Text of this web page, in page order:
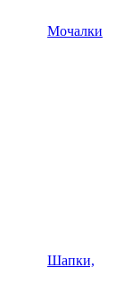
Мочалки
Шапки,